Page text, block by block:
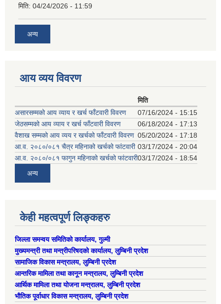
मिति: 04/24/2026 - 11:59
अन्य
आय व्यय विवरण
मिति
असारसम्मको आय व्याय र खर्च फाँटवारी विवरण
07/16/2024 - 15:15
जेठसम्मको आय व्याय र खर्च फाँटवारी विवरण
06/18/2024 - 17:13
वैशाख सम्मको आय व्यय र खर्चको फाँटवारी विवरण 05/20/2024 - 17:18
आ.व. २०८०/०८१ चैत्र महिनाको खर्चको फांटवारी 03/17/2024 - 20:04
आ.व. २०८०/०८१ फागुन महिनाको खर्चको फांटवारी03/17/2024 - 18:54
अन्य
केही महत्वपूर्ण लिङ्कहरु
जिल्ला समन्वय समितिको कार्यालय, गुल्मी
मुख्यमन्त्री तथा मन्त्रीपरिषदको कार्यालय, लुम्बिनी प्रदेश
सामाजिक विकास मन्त्रालय, लुम्बिनी प्रदेश
आन्तरिक मामिला तथा कानून मन्त्रालय, लुम्बिनी प्रदेश
आर्थिक मामिला तथा योजना मन्त्रालय, लुम्बिनी प्रदेश
भौतिक पूर्वाधार विकास मन्त्रालय, लुम्बिनी प्रदेश